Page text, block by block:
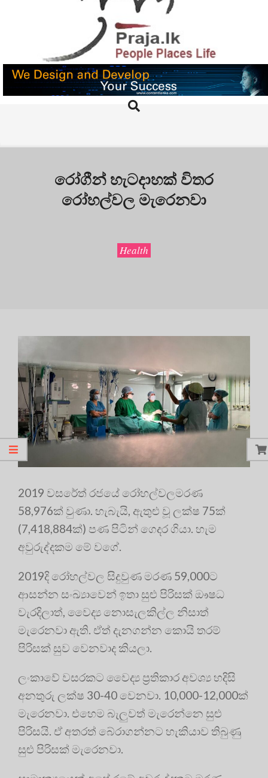
PRAJA.LK
Search
රෝගීන් හැටදාහක් විතර
රෝහල්වල මැරෙනවා
Health
2019 වසරේත් රජයේ රෝහල්වලමරණ
58,976ක් වුණා. හැබැයි, ඇතුළු වූ ලක්ෂ 75ක්
(7,418,884ක්) පණ පිටින් ගෙදර ගියා. හැම
අවුරුද්දකම මේ වගේ.
2019දි රෝහල්වල සිදුවුණ මරණ 59,000ට
ආසන්න සංඛ්‍යාවෙන් ඉතා සුළු පිරිසක් ඖෂධ
වැරදිලාත්, වෛද්‍ය නොසැලකිල්ල නිසාත්
මැරෙනවා ඇති. ඒත් දැනගන්න කොයි තරම්
පිරිසක් සුව වෙනවාද කියලා.
ලංකාවේ වසරකට වෛද්‍ය ප්‍රතිකාර අවශ්‍ය හදිසි
අනතුරු ලක්ෂ 30-40 වෙනවා. 10,000-12,000ක්
මැරෙනවා. එහෙම බැලුවත් මැරෙන්නෙ සුළු
පිරිසයි. ඒ අතරත් බේරාගන්නට හැකියාව තිබුණු
සුළු පිරිසක් මැරෙනවා.